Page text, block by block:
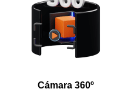
Cámara 360º